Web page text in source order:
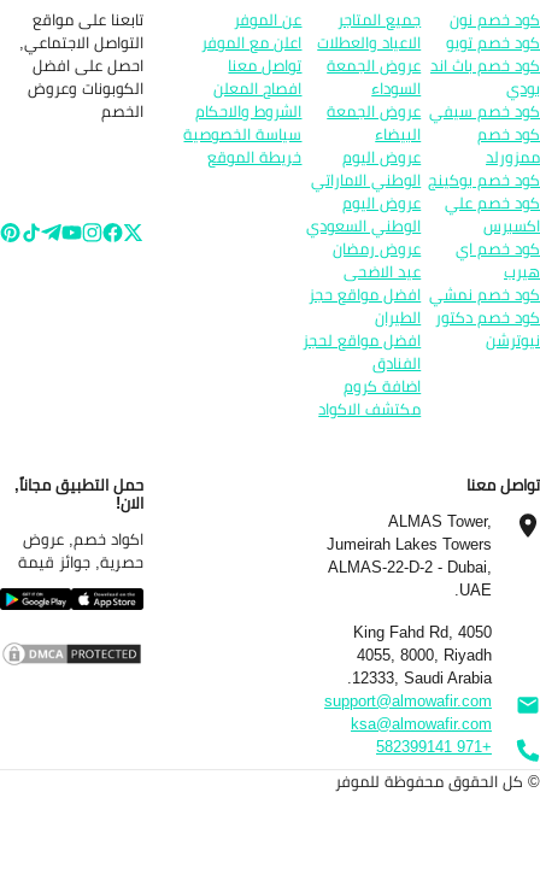
خصم نون
خصم تويو
خصم باث اند
خصم سيفي
خصم
خصم بوكينج
خصم علي
خصم اي
خصم نمشي
خصم دكتور
جميع المتاجر
الاعياد والعطلات
عروض الجمعة
السوداء
عروض الجمعة
البيضاء
عروض اليوم
الوطني الاماراتي
عروض اليوم
الوطني السعودي
عروض رمضان
عيد الاضحى
افضل مواقع حجز
الطيران
افضل مواقع لحجز
الفنادق
اضافة كروم
مكتشف الاكواد
عن الموفر
اعلن مع الموفر
تواصل معنا
افصاح المعلن
الشروط والاحكام
سياسة الخصوصية
خريطة الموقع
تابعنا على مواقع
التواصل الاجتماعي,
احصل على افضل
الكوبونات وعروض
الخصم
معنا
ALMAS Tower,
Jumeirah Lakes Towers
ALMAS-22-D-2 - Dubai,
UAE.
4050 King Fahd Rd,
4055, 8000, Riyadh
12333, Saudi Arabia.
support@almowafir.com
ksa@almowafir.com
حمل التطبيق مجاناً,
الان!
اكواد خصم, عروض
حصرية, جوائز قيمة
الحقوق محفوظة للموفر